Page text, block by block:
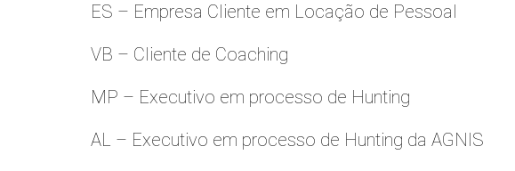
ES – Empresa Cliente em Locação de Pessoal
VB – Cliente de Coaching
MP – Executivo em processo de Hunting
AL – Executivo em processo de Hunting da AGNIS